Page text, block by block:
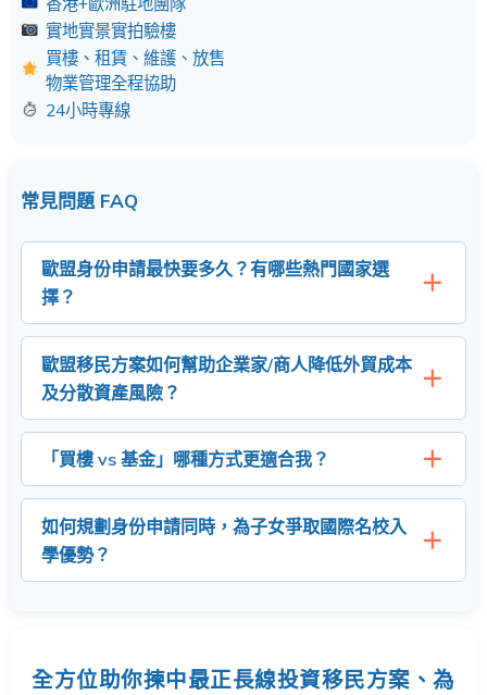
實地實景實拍驗樓
買樓、租賃、維護、放售
物業管理全程協助
24小時專線
常見問題 FAQ
歐盟身份申請最快要多久？有哪些熱門國家選
擇？
歐盟移民方案如何幫助企業家/商人降低外貿成本
及分散資產風險？
「買樓 vs 基金」哪種方式更適合我？
如何規劃身份申請同時，為子女爭取國際名校入
學優勢？
全方位助你揀中最正長線投資移民方案、為